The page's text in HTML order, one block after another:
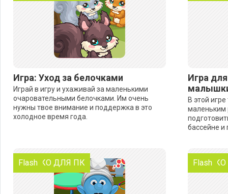
Игра: Уход за белочками
Играй в игру и ухаживай за маленькими
очаровательными белочками. Им очень
нужны твое внимание и поддержка в это
холодное время года.
Игра
В этой
маленьким
бассейне и
ТОЛЬКО ДЛЯ ПК
Flash Flash